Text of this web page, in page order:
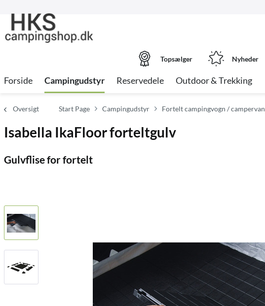
Topsælger Nyheder
Forside Campingudstyr Reservedele Outdoor & Trekking
Oversigt Start Page Campingudstyr Fortelt campingvogn / campervan
Isabella IkaFloor forteltgulv
Gulvflise for fortelt